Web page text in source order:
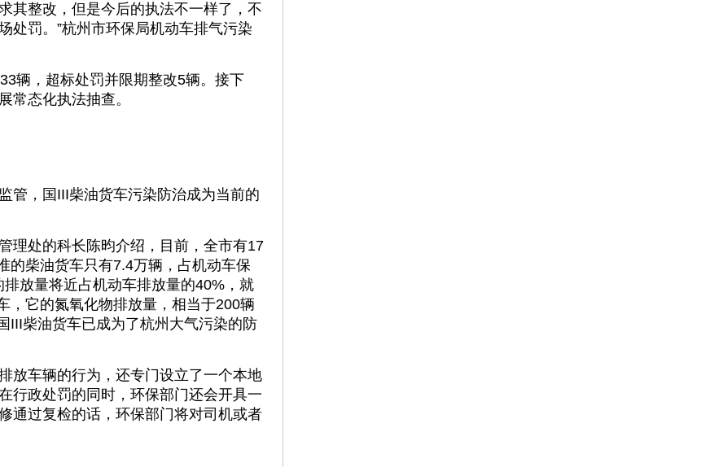
其整改，但是今后的执法不一样了，不
处罚。”杭州市环保局机动车排气污染
，超标处罚并限期整改5辆。接下
常态化执法抽查。
，国III柴油货车污染防治成为当前的
处的科长陈昀介绍，目前，全市有17
的柴油货车只有7.4万辆，占机动车保
放量将近占机动车排放量的40%，就
，它的氮氧化物排放量，相当于200辆
III柴油货车已成为了杭州大气污染的防
车辆的行为，还专门设立了一个本地
行政处罚的同时，环保部门还会开具一
通过复检的话，环保部门将对司机或者